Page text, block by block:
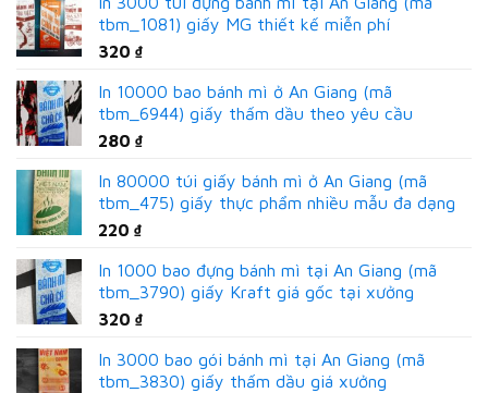
tbm_1081) giấy MG thiết kế miễn phí
320 ₫
In 10000 bao bánh mì ở An Giang (mã
tbm_6944) giấy thấm dầu theo yêu cầu
280 ₫
In 80000 túi giấy bánh mì ở An Giang (mã
tbm_475) giấy thực phẩm nhiều mẫu đa dạng
220 ₫
In 1000 bao đựng bánh mì tại An Giang (mã
tbm_3790) giấy Kraft giá gốc tại xưởng
320 ₫
In 3000 bao gói bánh mì tại An Giang (mã
tbm_3830) giấy thấm dầu giá xưởng